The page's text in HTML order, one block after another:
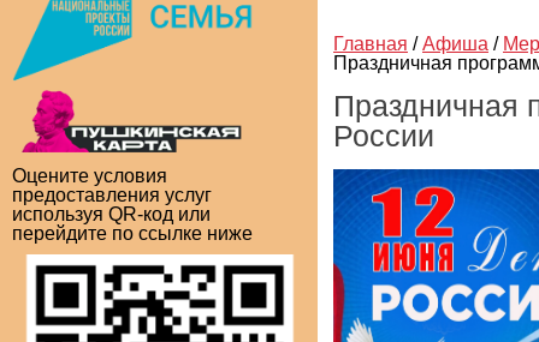
Оцените условия
предоставления услуг
используя QR-код или
перейдите по ссылке ниже
Главная / Афиша /
Праздничная
Праздничная
России